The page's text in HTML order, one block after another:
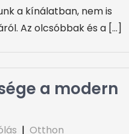
a kínálatban, nem is
Az olcsóbbak és a […]
a modern
| Otthon